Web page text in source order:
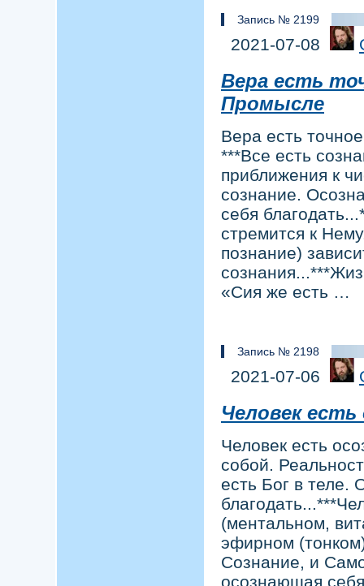
Запись № 2199
2021-07-08
Вера есть
Промысле
Вера есть
***Все есть
приближения к
сознание.
себя
стремится к
познание)
«Сия же есть …
Запись № 2198
2021-07-06
Человек
Человек есть
собой.
есть Бог в теле.
(ментальном,
эфирном
Сознание, и
осознающая